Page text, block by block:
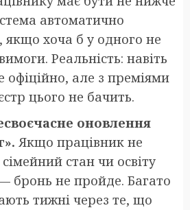
автоматично
якщо хоча б у одного не
Реальність: навіть
але з преміями
цього не бачить.
оновлення
Якщо працівник не
стан чи освіту
бронь не пройде. Багато
тижні через те, що